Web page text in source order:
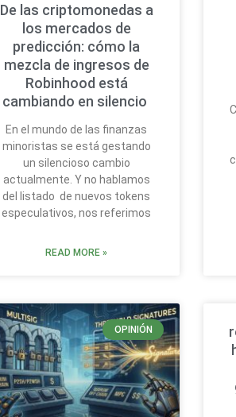
De las criptomonedas a
los mercados de
predicción: cómo la
mezcla de ingresos de
Robinhood está
cambiando en silencio
En el mundo de las finanzas
minoristas se está gestando
un silencioso cambio
actualmente. Y no hablamos
del listado de nuevos tokens
especulativos, nos referimos
READ MORE »
OPINIÓN